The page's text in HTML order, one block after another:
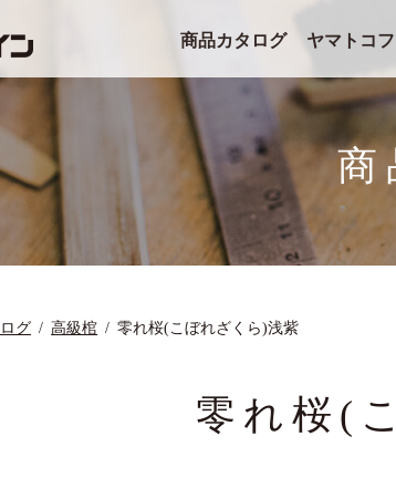
商品カタログ ヤマトコ
商
グ 高級棺 零れ桜(こぼれざくら)浅紫
零れ桜(